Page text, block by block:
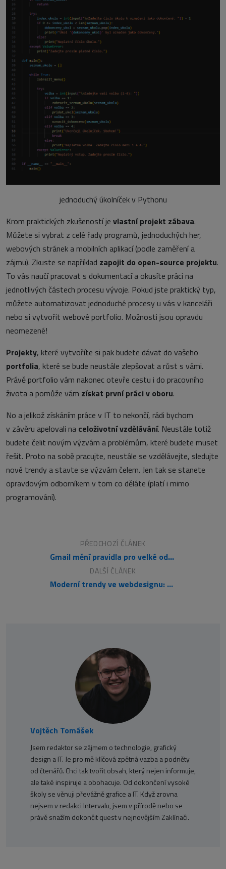
jednoduchý úkolníček v Pythonu
Krom praktických zkušeností je vlastní projekt zábava.
Můžete si vybrat z celé řady programů, jednoduchých her,
webových stránek a mobilních aplikací (podle zaměření a
zájmu). Zkuste se například zapojit do open-source projektu.
To vás naučí pracovat s dokumentací a okusíte práci na
jednotlivých částech procesu vývoje. Pokud jste praktický typ,
můžete automatizovat jednoduché procesy u vás v kanceláři
nebo si vytvořit webové portfolio. Možnosti jsou opravdu
neomezené!
Projekty, které vytvoříte si pak budete dávat do vašeho
portfolia, které se bude neustále zlepšovat a růst s vámi.
Právě portfolio vám nakonec otevře cestu i do pracovního
života a pomůže vám získat první práci v oboru.
No a jelikož získáním práce v IT to nekončí, rádi bychom
v závěru apelovali na celoživotní vzdělávání. Neustále totiž
budete čelit novým výzvám a problémům, které budete muset
řešit. Proto na sobě pracujte, neustále se vzdělávejte, sledujte
nové trendy a stavte se výzvám čelem. Jen tak se stanete
opravdovým odborníkem v tom co děláte (platí i mimo
programování).
PŘEDCHOZÍ ČLÁNEK
Gmail mění pravidla pro velké odesílatele: Cílem je zvýšení bezpečnosti a omezení spamu
DALŠÍ ČLÁNEK
Moderní trendy ve webdesignu: Top trendy pro rok 2024
Vojtěch Tomášek
Jsem redaktor se zájmem o technologie, grafický
design a IT. Je pro mě klíčová zpětná vazba a podněty
od čtenářů. Chci tak tvořit obsah, který nejen informuje,
ale také inspiruje a obohacuje. Od dokončení vysoké
školy se věnuji převážně grafice a IT. Když zrovna
nejsem v redakci Intervalu, jsem v přírodě nebo se
právě snažím dokončit quest v nejnovějším Zaklínači.